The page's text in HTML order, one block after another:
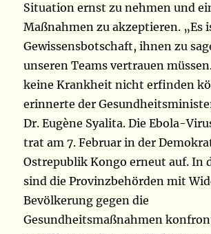
Situation ernst zu nehmen und
Maßnahmen zu akzeptieren. „Es
Gewissensbotschaft, ihnen zu
unseren Teams vertrauen
keine Krankheit nicht erfinden
erinnerte der
Dr. Eugène Syalita. Die Ebola-
trat am 7. Februar in der
Ostrepublik Kongo erneut auf. In
sind die Provinzbehörden mit
Bevölkerung gegen die
Gesundheitsmaßnahmen